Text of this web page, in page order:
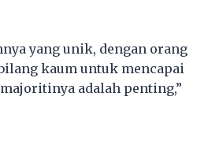
yang unik, dengan orang
kaum untuk mencapai
adalah penting,”